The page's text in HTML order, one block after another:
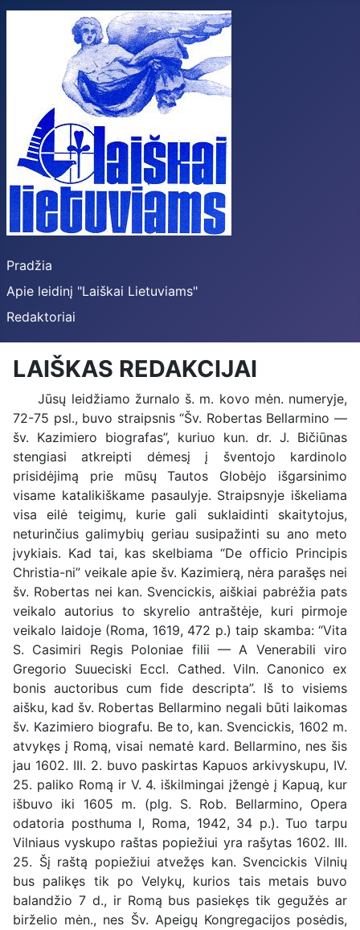
Pradžia
Apie leidinį "Laiškai Lietuviams"
Redaktoriai
LAIŠKAS REDAKCIJAI
Jūsų leidžiamo žurnalo š. m. kovo mėn. numeryje,
72-75 psl., buvo straipsnis “Šv. Robertas Bellarmino —
šv. Kazimiero biografas”, kuriuo kun. dr. J. Bičiūnas
stengiasi atkreipti dėmesį į šventojo kardinolo
prisidėjimą prie mūsų Tautos Globėjo išgarsinimo
visame katalikiškame pasaulyje. Straipsnyje iškeliama
visa eilė teigimų, kurie gali suklaidinti skaitytojus,
neturinčius galimybių geriau susipažinti su ano meto
įvykiais. Kad tai, kas skelbiama “De officio Principis
Christia-ni” veikale apie šv. Kazimierą, nėra parašęs nei
šv. Robertas nei kan. Svencickis, aiškiai pabrėžia pats
veikalo autorius to skyrelio antraštėje, kuri pirmoje
veikalo laidoje (Roma, 1619, 472 p.) taip skamba: “Vita
S. Casimiri Regis Poloniae filii — A Venerabili viro
Gregorio Suueciski Eccl. Cathed. Viln. Canonico ex
bonis auctoribus cum fide descripta”. Iš to visiems
aišku, kad šv. Robertas Bellarmino negali būti laikomas
šv. Kazimiero biografu. Be to, kan. Svencickis, 1602 m.
atvykęs į Romą, visai nematė kard. Bellarmino, nes šis
jau 1602. III. 2. buvo paskirtas Kapuos arkivyskupu, IV.
25. paliko Romą ir V. 4. iškilmingai įžengė į Kapuą, kur
išbuvo iki 1605 m. (plg. S. Rob. Bellarmino, Opera
odatoria posthuma I, Roma, 1942, 34 p.). Tuo tarpu
Vilniaus vyskupo raštas popiežiui yra rašytas 1602. III.
25. Šį raštą popiežiui atvežęs kan. Svencickis Vilnių
bus palikęs tik po Velykų, kurios tais metais buvo
balandžio 7 d., ir Romą bus pasiekęs tik gegužės ar
birželio mėn., nes Šv. Apeigų Kongregacijos posėdis,